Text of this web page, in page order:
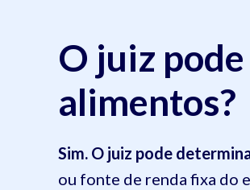
O juiz
alimentos?
Sim. O juiz pode
ou fonte de renda fixa do